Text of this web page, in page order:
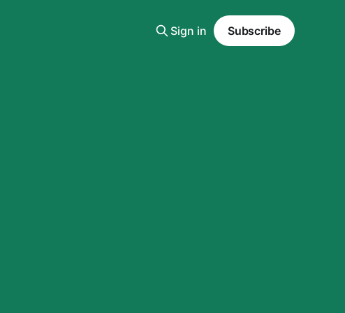
Sign in Subscribe